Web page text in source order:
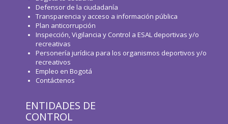
Defensor de la ciudadanía
Transparencia y acceso a información pública
Plan anticorrupción
Inspección, Vigilancia y Control a ESAL deportivas y/o
recreativas
Personería jurídica para los organismos deportivos y/o
recreativos
Empleo en Bogotá
Contáctenos
ENTIDADES DE
CONTROL